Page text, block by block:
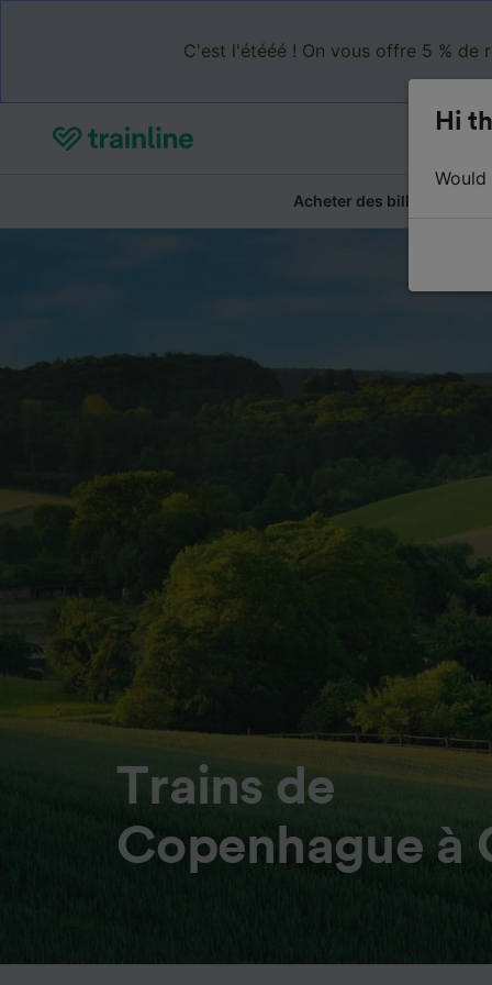
C'est l'étééé ! On vous offre 5 %
Acheter des billets
Trains de
Copenhague à
Hi